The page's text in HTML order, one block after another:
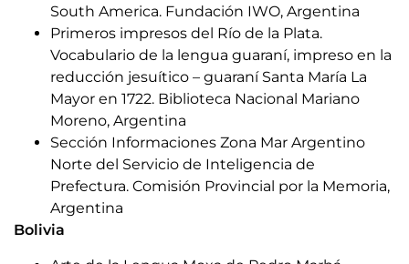
South America. Fundación IWO, Argentina
Primeros impresos del Río de la Plata.
Vocabulario de la lengua guaraní, impreso en la
reducción jesuítico – guaraní Santa María La
Mayor en 1722. Biblioteca Nacional Mariano
Moreno, Argentina
Sección Informaciones Zona Mar Argentino
Norte del Servicio de Inteligencia de
Prefectura. Comisión Provincial por la Memoria,
Argentina
Bolivia